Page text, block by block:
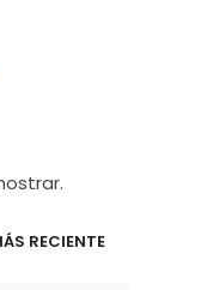
RECIENTE